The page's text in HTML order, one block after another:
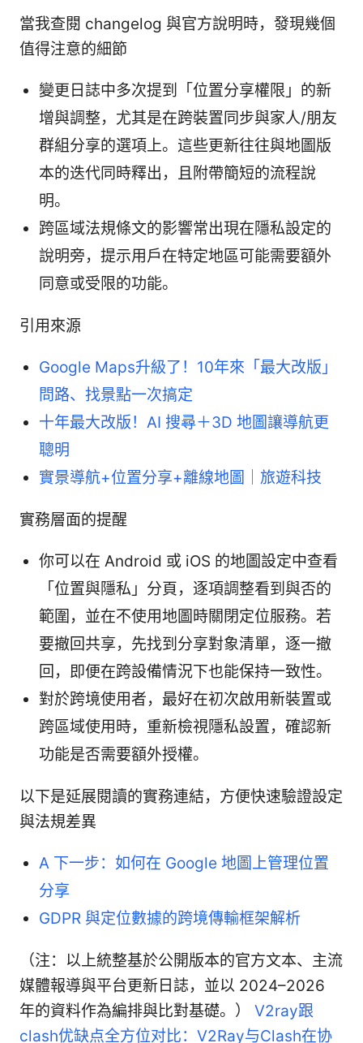
當我查閱 changelog 與官方說明時，發現幾個
值得注意的細節
變更日誌中多次提到「位置分享權限」的新
增與調整，尤其是在跨裝置同步與家人/朋友
群組分享的選項上。這些更新往往與地圖版
本的迭代同時釋出，且附帶簡短的流程說
明。
跨區域法規條文的影響常出現在隱私設定的
說明旁，提示用戶在特定地區可能需要額外
同意或受限的功能。
引用來源
Google Maps升級了！10年來「最大改版」
問路、找景點一次搞定
十年最大改版！AI 搜尋＋3D 地圖讓導航更
聰明
實景導航+位置分享+離線地圖｜旅遊科技
實務層面的提醒
你可以在 Android 或 iOS 的地圖設定中查看
「位置與隱私」分頁，逐項調整看到與否的
範圍，並在不使用地圖時關閉定位服務。若
要撤回共享，先找到分享對象清單，逐一撤
回，即便在跨設備情況下也能保持一致性。
對於跨境使用者，最好在初次啟用新裝置或
跨區域使用時，重新檢視隱私設置，確認新
功能是否需要額外授權。
以下是延展閱讀的實務連結，方便快速驗證設定
與法規差異
A 下一步：如何在 Google 地圖上管理位置
分享
GDPR 與定位數據的跨境傳輸框架解析
（注：以上統整基於公開版本的官方文本、主流
媒體報導與平台更新日誌，並以 2024–2026
年的資料作為編排與比對基礎。） V2ray跟
clash优缺点全方位对比：V2Ray与Clash在协